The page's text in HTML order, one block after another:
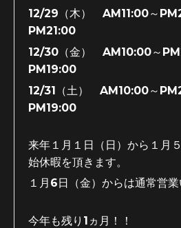
12/29（木） AM11:00～
PM21:00
12/30（金） AM10:00～
PM19:00
12/31（土）
AM10:00～
PM19:00
来年１月１日（日）から１月
始休暇を頂きます。
１月6日（金）からは通常営業
今年も残り1ヵ月！！